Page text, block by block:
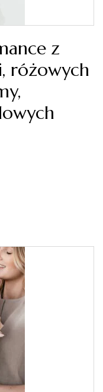
z
różowych